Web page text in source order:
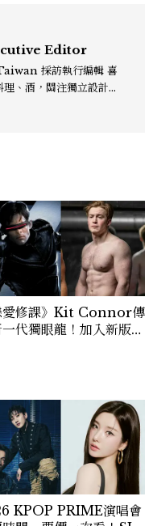
Editor
採訪執行編輯 喜
、酒，關注獨立設計和
愛修課》Kit Connor傳
代獨眼龍！加入新版
KPOP PRIME演唱會